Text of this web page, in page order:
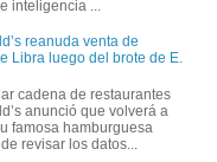
inteligencia ...
reanuda venta de
Libra luego del brote de E.
cadena de restaurantes
anunció que volverá a
famosa hamburguesa
revisar los datos...